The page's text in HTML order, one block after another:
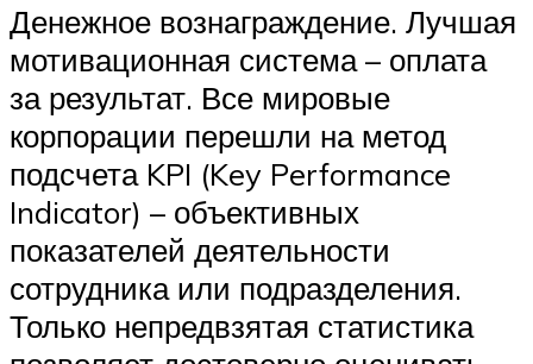
Денежное вознаграждение. Лучшая
мотивационная система – оплата
за результат. Все мировые
корпорации перешли на метод
подсчета KPI (Key Performance
Indicator) – объективных
показателей деятельности
сотрудника или подразделения.
Только непредвзятая статистика